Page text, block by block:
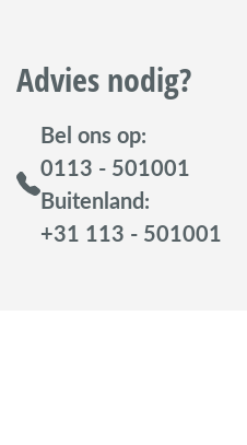
Advies nodig?
Bel ons op:
0113 - 501001
Buitenland:
+31 113 - 501001